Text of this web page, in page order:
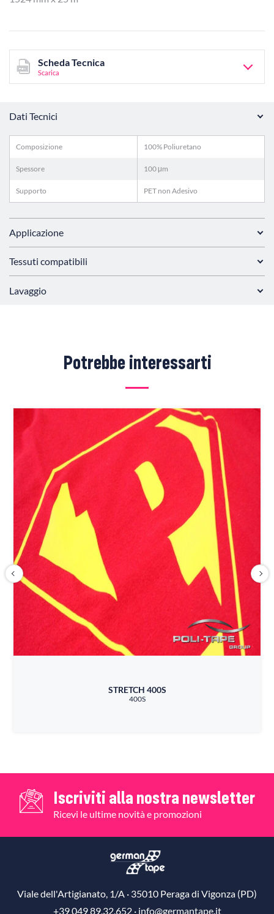
Scheda Tecnica
Scarica
Dati Tecnici
Composizione 100% Poliuretano
Spessore 100 μm
Supporto PET non Adesivo
Applicazione
Tessuti compatibili
Lavaggio
Potrebbe interessarti
STRETCH 400S
400S
Iscriviti alla nostra newsletter
Ricevi le ultime novità e promozioni
Viale dell'Artigianato, 1/A · 35010 Peraga di Vigonza (PD)
+39 049 89.32.652 · info@germantape.it